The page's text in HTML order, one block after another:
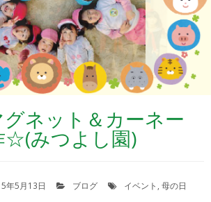
場づくり
ネット＆カーネー
☆(みつよし園)
年5月13日 ブログ イベント 母の日